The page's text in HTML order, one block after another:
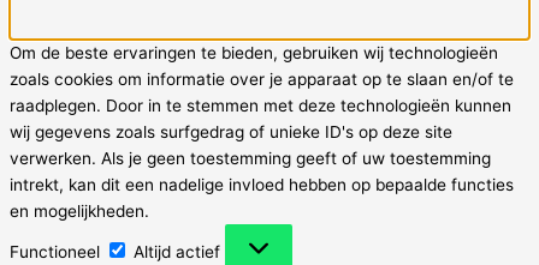
Om de beste ervaringen te bieden, gebruiken wij technologieën
zoals cookies om informatie over je apparaat op te slaan en/of te
raadplegen. Door in te stemmen met deze technologieën kunnen
wij gegevens zoals surfgedrag of unieke ID's op deze site
verwerken. Als je geen toestemming geeft of uw toestemming
intrekt, kan dit een nadelige invloed hebben op bepaalde functies
en mogelijkheden.
Functioneel
Altijd actief